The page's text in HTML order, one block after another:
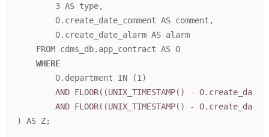
3 AS type,
O.create_date_comment AS comment,
O.create_date_alarm AS alarm
FROM cdms_db.app_contract AS O
WHERE
O.department IN (1)
AND FLOOR((UNIX_TIMESTAMP() -
AND FLOOR((UNIX_TIMESTAMP() -
) AS Z;